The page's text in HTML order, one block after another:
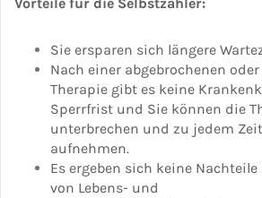
Vorteile für die Selbstzahler:
Sie ersparen sich längere
Nach einer abgebrochenen
Therapie gibt es keine
Sperrfrist und Sie können die
unterbrechen und zu jedem
aufnehmen.
Es ergeben sich keine
von Lebens- und